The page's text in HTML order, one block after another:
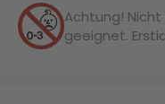
Star Wars™
Aktion
Achtung!
geeignet.